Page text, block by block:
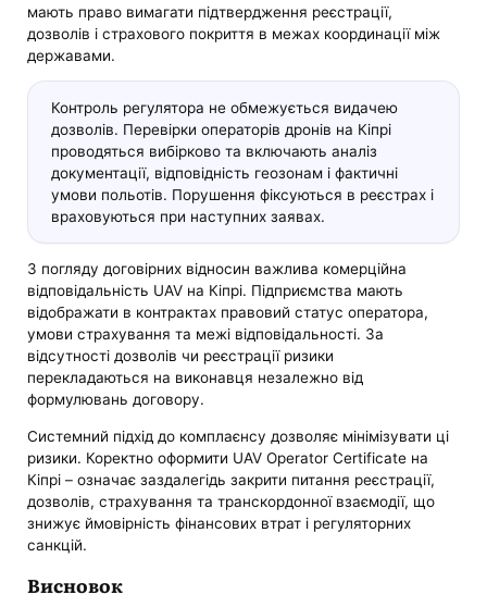
мають право вимагати підтвердження реєстрації,
дозволів і страхового покриття в межах координації між
державами.
Контроль регулятора не обмежується видачею
дозволів. Перевірки операторів дронів на Кіпрі
проводяться вибірково та включають аналіз
документації, відповідність геозонам і фактичні
умови польотів. Порушення фіксуються в реєстрах і
враховуються при наступних заявах.
З погляду договірних відносин важлива комерційна
відповідальність UAV на Кіпрі. Підприємства мають
відображати в контрактах правовий статус оператора,
умови страхування та межі відповідальності. За
відсутності дозволів чи реєстрації ризики
перекладаються на виконавця незалежно від
формулювань договору.
Системний підхід до комплаєнсу дозволяє мінімізувати ці
ризики. Коректно оформити UAV Operator Certificate на
Кіпрі – означає заздалегідь закрити питання реєстрації,
дозволів, страхування та транскордонної взаємодії, що
знижує ймовірність фінансових втрат і регуляторних
санкцій.
Висновок